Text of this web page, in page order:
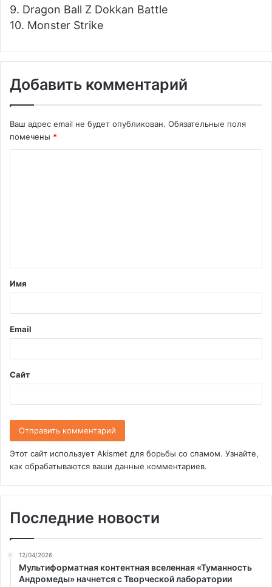
9. Dragon Ball Z Dokkan Battle
10. Monster Strike
Добавить комментарий
Ваш адрес email не будет опубликован. Обязательные поля
помечены *
т
а
й
*
Имя
Email
Сайт
Этот сайт использует Akismet для борьбы со спамом. Узнайте,
как обрабатываются ваши данные комментариев.
Последние новости
12/04/2026
Мультиформатная контентная вселенная «Туманность
Андромеды» начнется с Творческой лаборатории